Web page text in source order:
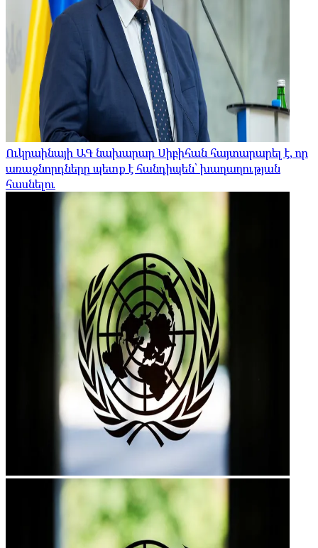
Ուկրաինայի ԱԳ նախարար Սիբիհան հայտարարել է, որ
առաջնորդները պետք է հանդիպեն՝ խաղաղության
հասնելու